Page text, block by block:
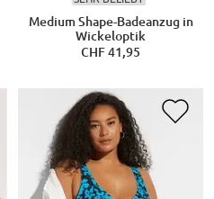
Medium Shape-Badeanzug in
Wickeloptik
CHF 41,95